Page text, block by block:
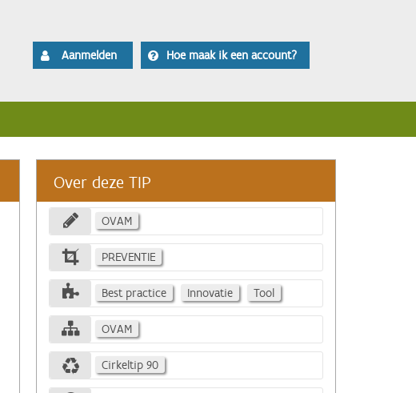
Aanmelden Hoe maak ik een account?
Over deze TIP
OVAM
PREVENTIE
Best practice Innovatie Tool
OVAM
Cirkeltip 90